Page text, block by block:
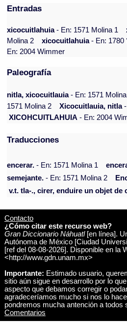
Entradas
xicocuitlahuia- En: 1571 Molina 1
Molina 2
xicocuitlahuia- En: 1780
En: 2004 Wimmer
Paleografía
nitla, xicocuitlauia- En: 1571
1571 Molina 2
Xicocuitlauia, nitla-
XICOHCUITLAHUIA - En: 2004
Traducciones
encerar. - En: 1571 Molina 1
semejante. - En: 1571 Molina 2
v.t. tla-., cirer, enduire un objet de
Contacto
¿Cómo citar este recurso web?
Gran Diccionario Náhuatl[en línea].
Autónoma de México [Ciudad
[ref del 08-08-2026]. Disponible en la
<http://www.gdn.unam.mx>
Importante: Estimado usuario,
sitio aún sigue en desarrollo por lo
aspecto que debamos corregir o
agradeceríamos mucho si nos lo
pondremos mucha antención a todos
Comentarios